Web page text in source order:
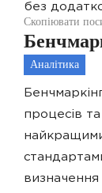
без
Скопіювати
Аналітика
процесів